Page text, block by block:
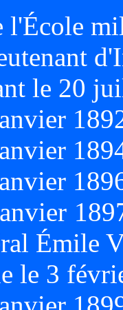
l'École
le 20
Émile
le 3